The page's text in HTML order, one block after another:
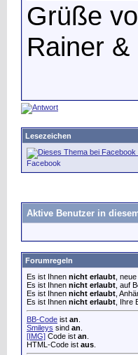
Grüße
Rainer &
Lesezeichen
Facebook
Aktive Benutzer in
Forumregeln
Es ist Ihnen nicht erlaubt ,
Es ist Ihnen nicht erlaubt , auf
Es ist Ihnen nicht erlaubt ,
Es ist Ihnen nicht erlaubt , Ihre
BB-Code ist an
Smileys sind an
[IMG] Code ist an
HTML-Code ist aus